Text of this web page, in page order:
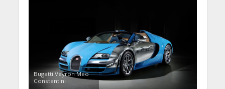
Bugatti Veyron Meo
Constantini